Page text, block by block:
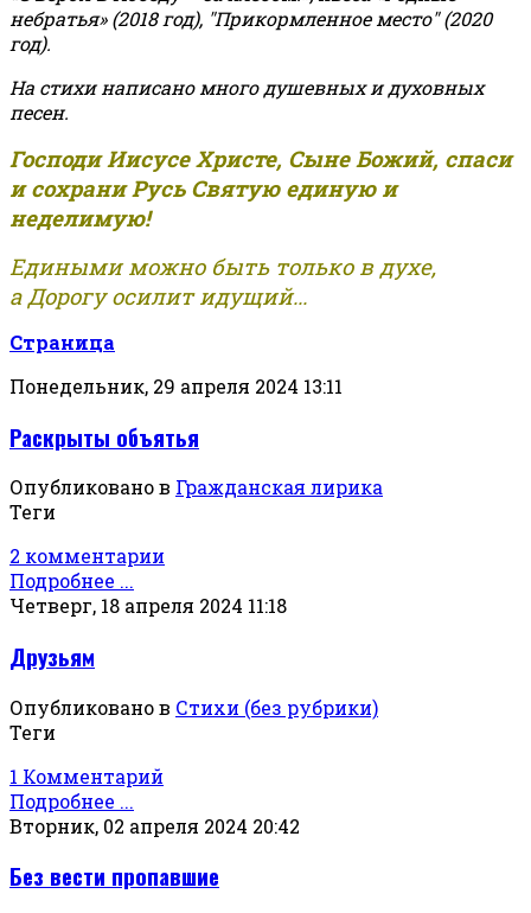
небратья» (2018 год), "Прикормленное место" (2020
год).
На стихи написано много душевных и духовных
песен.
Господи Иисусе Христе, Сыне Божий, спаси
и сохрани Русь Святую единую и
неделимую!
Едиными можно быть только в духе,
а Дорогу осилит идущий...
Страница
Понедельник, 29 апреля 2024 13:11
Раскрыты объятья
Опубликовано в Гражданская лирика
Теги
2 комментарии
Подробнее ...
Четверг, 18 апреля 2024 11:18
Друзьям
Опубликовано в Стихи (без рубрики)
Теги
1 Комментарий
Подробнее ...
Вторник, 02 апреля 2024 20:42
Без вести пропавшие